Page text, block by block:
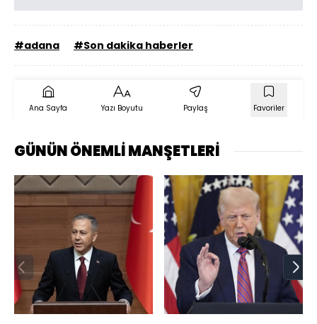
#adana #Son dakika haberler
Ana Sayfa Yazı Boyutu Paylaş Favoriler
GÜNÜN ÖNEMLİ MANŞETLERİ